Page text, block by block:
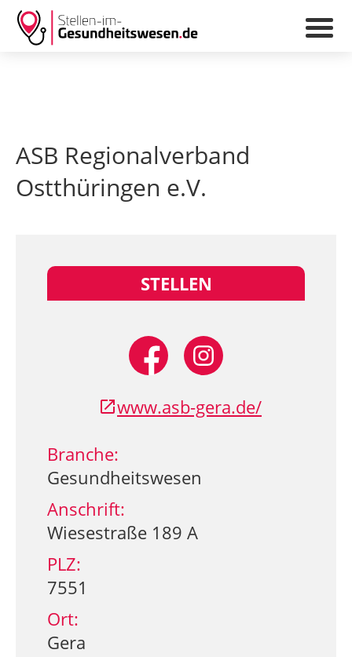
ASB Regionalverband
Ostthüringen e.V.
STELLEN
www.asb-gera.de/
Branche:
Gesundheitswesen
Anschrift:
Wiesestraße 189 A
PLZ:
7551
Ort:
Gera